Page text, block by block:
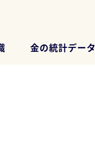
金の統計データ